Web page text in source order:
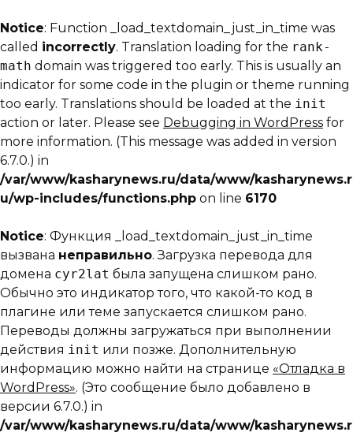
Notice: Function _load_textdomain_just_in_time was
called incorrectly. Translation loading for the rank-
math domain was triggered too early. This is usually an
indicator for some code in the plugin or theme running
too early. Translations should be loaded at the init
action or later. Please see Debugging in WordPress for
more information. (This message was added in version
6.7.0.) in
/var/www/kasharynews.ru/data/www/kasharynews.r
u/wp-includes/functions.php on line 6170
Notice: Функция _load_textdomain_just_in_time
вызвана неправильно. Загрузка перевода для
домена cyr2lat была запущена слишком рано.
Обычно это индикатор того, что какой-то код в
плагине или теме запускается слишком рано.
Переводы должны загружаться при выполнении
действия init или позже. Дополнительную
информацию можно найти на странице «Отладка в
WordPress». (Это сообщение было добавлено в
версии 6.7.0.) in
/var/www/kasharynews.ru/data/www/kasharynews.r